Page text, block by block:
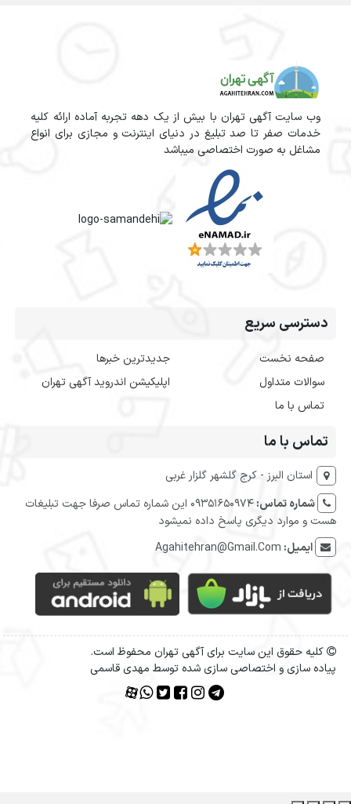
وب سایت آگهی تهران با بیش از یک دهه تجربه آماده ارائه کلیه
خدمات صفر تا صد تبلیغ در دنیای اینترنت و مجازی برای انواع
مشاغل به صورت اختصاصی میباشد
دسترسی سریع
صفحه نخست
سوالات متداول
تماس با ما
جدیدترین خبرها
اپلیکیشن اندروید آگهی تهران
تماس با ما
استان البرز - کرج گلشهر گلزار غربی
شماره تماس:
09351650974 این شماره تماس صرفا جهت تبلیغات
هست و موارد دیگری پاسخ داده نمیشود
ایمیل: Agahitehran@Gmail.Com
کلیه حقوق این سایت برای آگهی تهران محفوظ است.
پیاده سازی و اختصاصی سازی شده توسط مهدی قاسمی